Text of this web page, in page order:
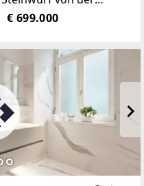
der Habsburger
als „Schloss
€ 699.000